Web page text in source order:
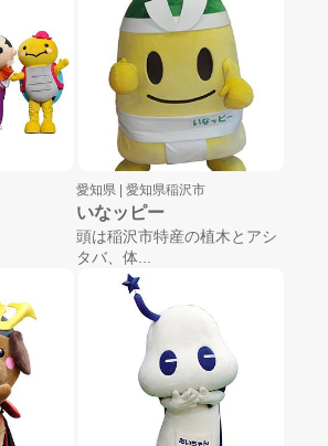
愛知県 | 愛知県稲沢市
いなッピー
頭は稲沢市特産の植木とアシ
タバ、体...